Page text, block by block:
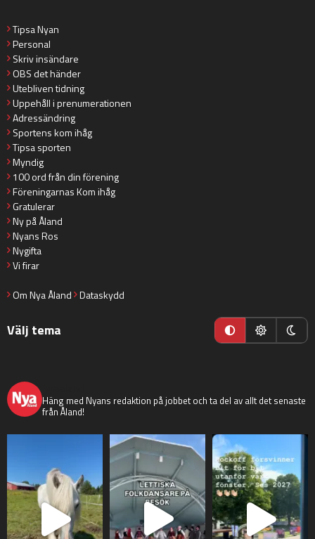
Tipsa Nyan
Personal
Skriv insändare
OBS det händer
Utebliven tidning
Uppehåll i prenumerationen
Adressändring
Sportens kom ihåg
Tipsa sporten
Myndig
100 ord från din förening
Föreningarnas Kom ihåg
Gratulerar
Ny på Åland
Nyans Ros
Nygifta
Vi firar
Om Nya Åland Dataskydd
Välj tema
Häng med Nyans redaktion på jobbet och ta del av allt det senaste
från Åland!